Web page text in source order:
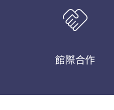
handshake
館際合作